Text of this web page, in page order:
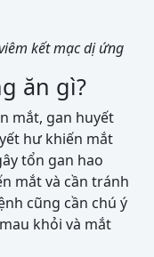
kết mạc dị ứng
ăn gì?
mắt, gan huyết
hư khiến mắt
tổn gan hao
mắt và cần tránh
cũng cần chú ý
khỏi và mắt